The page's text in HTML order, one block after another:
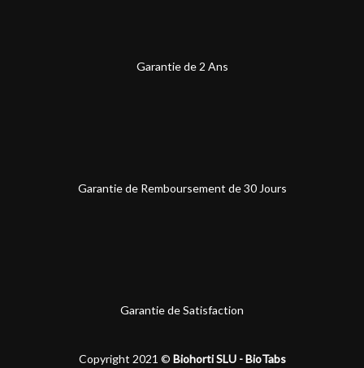
Garantie de 2 Ans
Garantie de Remboursement de 30 Jours
Garantie de Satisfaction
Copyright 2021 © Biohorti SLU - BioTabs